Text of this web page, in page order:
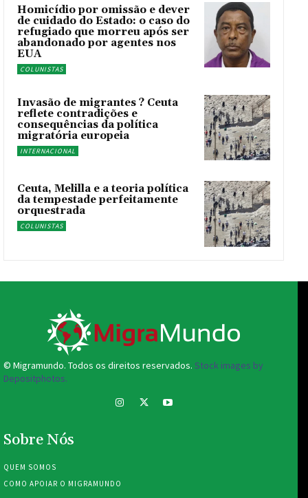
Homicídio por omissão e dever
de cuidado do Estado: o caso do
refugiado que morreu após ser
abandonado por agentes nos
EUA
COLUNISTAS
Invasão de migrantes ? Ceuta
reflete contradições e
consequências da política
migratória europeia
INTERNACIONAL
Ceuta, Melilla e a teoria política
da tempestade perfeitamente
orquestrada
COLUNISTAS
© Migramundo. Todos os direitos reservados. Stock images by
Depositphotos.
Sobre Nós
QUEM SOMOS
COMO APOIAR O MIGRAMUNDO